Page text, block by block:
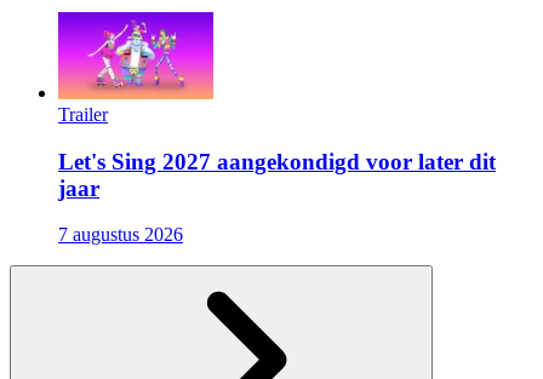
Trailer
Let's Sing 2027 aangekondigd voor later dit
jaar
7 augustus 2026